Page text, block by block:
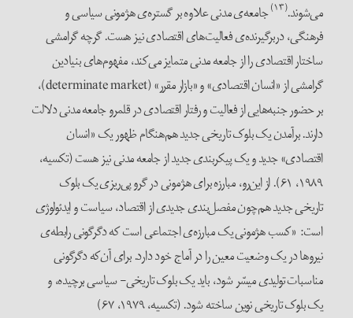
می‌شوند.
جامعه‌ی مدنی علاوه بر گستره‌ی هژمونی سیاسی و
فرهنگی، دربرگیرنده‌ی فعالیت‌های اقتصادی نیز هست. گرچه گرامشی
ساختار اقتصادی را از جامعه مدنی متمایز می‌کند، مفهوم‌های بنیادین
گرامشی از «انسان اقتصادی» و «بازار مقرر» (determinate market)،
بر حضور جنبه‌هایی از فعالیت و رفتار اقتصادی در قلمرو جامعه مدنی دلالت
دارند. برآمدن یک بلوک تاریخی جدید هم‌هنگام ظهور یک «انسان
اقتصادی» جدید و یک پیکربندی جدید از جامعه مدنی نیز هست (تکسیه،
۱۹۸۹، ۶۱). از این‌رو، مبارزه برای هژمونی در گرو پی‌ریزی یک بلوک
تاریخی جدید هم‌چون مفصل‌بندی جدیدی از اقتصاد، سیاست و ایدئولوژی
است: «کسب هژمونی یک مبارزه‌ی اجتماعی است که دگرگونی رابطه‌ی
نیروها در یک وضعیت معین را در آماج خود دارد. برای آن‌که دگرگونی
مناسبات تولیدی میسّر شود، باید یک بلوک تاریخی- سیاسی برچیده، و
یک بلوک تاریخی نوین ساخته شود. (تکسیه، ۱۹۷۹، ۶۷)